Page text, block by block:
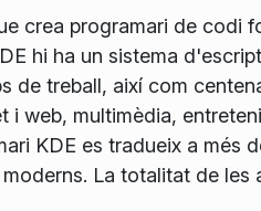
crea programari de codi
hi ha un sistema
de treball, així com
web, multimèdia,
KDE es tradueix a més
La totalitat de les